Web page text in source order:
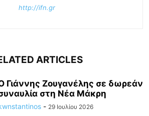
http://ifn.gr
ARTICLES
Γιάννης Ζουγανέλης σε δωρεάν
στη Νέα Μάκρη
- 29 Ιουλίου 2026